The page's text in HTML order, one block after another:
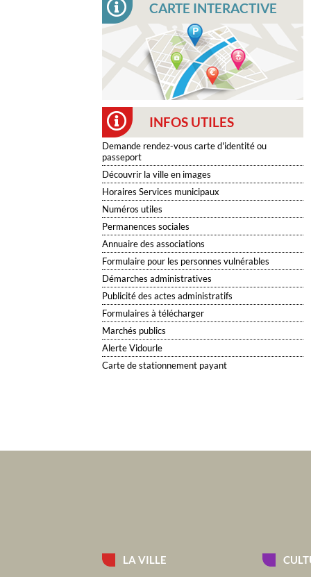
CARTE INTERACTIVE
INFOS UTILES
Demande rendez-vous carte d'identité ou
passeport
Découvrir la ville en images
Horaires Services municipaux
Numéros utiles
Permanences sociales
Annuaire des associations
Formulaire pour les personnes vulnérables
Démarches administratives
Publicité des actes administratifs
Formulaires à télécharger
Marchés publics
Alerte Vidourle
Carte de stationnement payant
LA VILLE